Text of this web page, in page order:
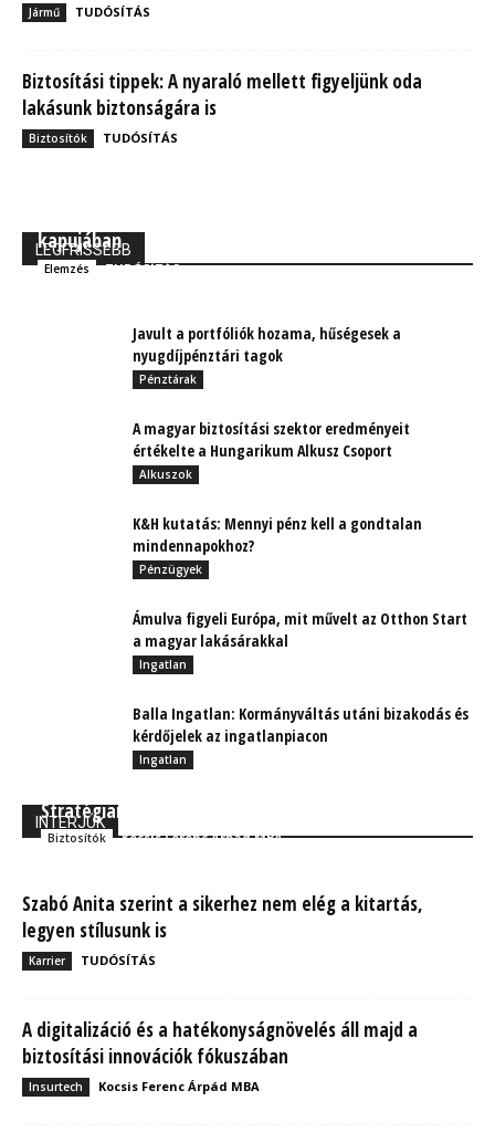
Jármű TUDÓSÍTÁS
Biztosítási tippek: A nyaraló mellett figyeljünk oda
lakásunk biztonságára is
Biztosítók TUDÓSÍTÁS
LEGFRISSEBB
kapujában
Elemzés TUDÓSÍTÁS
Javult a portfóliók hozama, hűségesek a
nyugdíjpénztári tagok
Pénztárak
A magyar biztosítási szektor eredményeit
értékelte a Hungarikum Alkusz Csoport
Alkuszok
K&H kutatás: Mennyi pénz kell a gondtalan
mindennapokhoz?
Pénzügyek
Ámulva figyeli Európa, mit művelt az Otthon Start
a magyar lakásárakkal
Ingatlan
Balla Ingatlan: Kormányváltás utáni bizakodás és
kérdőjelek az ingatlanpiacon
Ingatlan
INTERJÚK
Stratégiai céggé válik az Aegon Magyarországon
Biztosítók Kocsis Ferenc Árpád MBA
Szabó Anita szerint a sikerhez nem elég a kitartás,
legyen stílusunk is
Karrier TUDÓSÍTÁS
A digitalizáció és a hatékonyságnövelés áll majd a
biztosítási innovációk fókuszában
Insurtech Kocsis Ferenc Árpád MBA